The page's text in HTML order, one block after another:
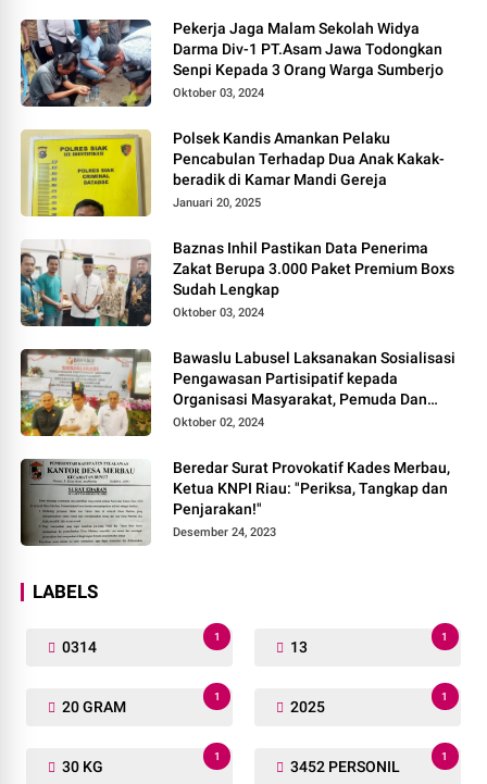
Pekerja Jaga Malam Sekolah Widya
Darma Div-1 PT.Asam Jawa Todongkan
Senpi Kepada 3 Orang Warga Sumberjo
Oktober 03, 2024
Polsek Kandis Amankan Pelaku
Pencabulan Terhadap Dua Anak Kakak-
beradik di Kamar Mandi Gereja
Januari 20, 2025
Baznas Inhil Pastikan Data Penerima
Zakat Berupa 3.000 Paket Premium Boxs
Sudah Lengkap
Oktober 03, 2024
Bawaslu Labusel Laksanakan Sosialisasi
Pengawasan Partisipatif kepada
Organisasi Masyarakat, Pemuda Dan
Agama Pada pilkada Serentak 2024
Oktober 02, 2024
Beredar Surat Provokatif Kades Merbau,
Ketua KNPI Riau: "Periksa, Tangkap dan
Penjarakan!"
Desember 24, 2023
LABELS
0314
1
13
1
20 GRAM
1
2025
1
30 KG
1
3452 PERSONIL
1